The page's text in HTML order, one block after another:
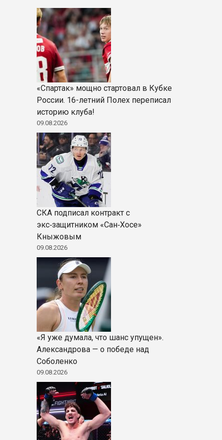
«Спартак» мощно стартовал в Кубке
России. 16-летний Полех переписал
историю клуба!
09.08.2026
СКА подписал контракт с
экс‑защитником «Сан‑Хосе»
Кныжовым
09.08.2026
«Я уже думала, что шанс упущен».
Александрова — о победе над
Соболенко
09.08.2026